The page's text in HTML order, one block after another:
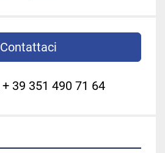
Contattaci
+ 39 351 490 71 64